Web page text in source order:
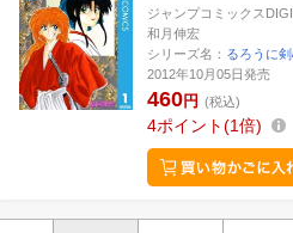
ジャンプコミックス
和月伸宏
シリーズ名： るろうに
2012年10月05日発売
460円 (税込)
4ポイント 1倍